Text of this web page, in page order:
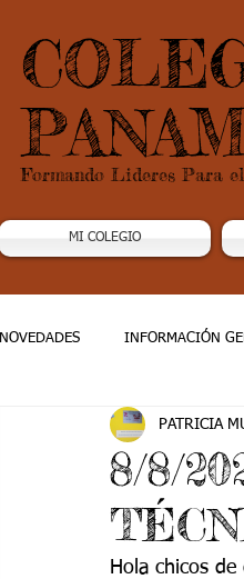
Formando Lideres Para
MI COLEGIO
NOVEDADES INFORMACIÓN
Grado 2
Grado 7 -2 Grado 8
8/8/
PATRICIA
Hola chicos